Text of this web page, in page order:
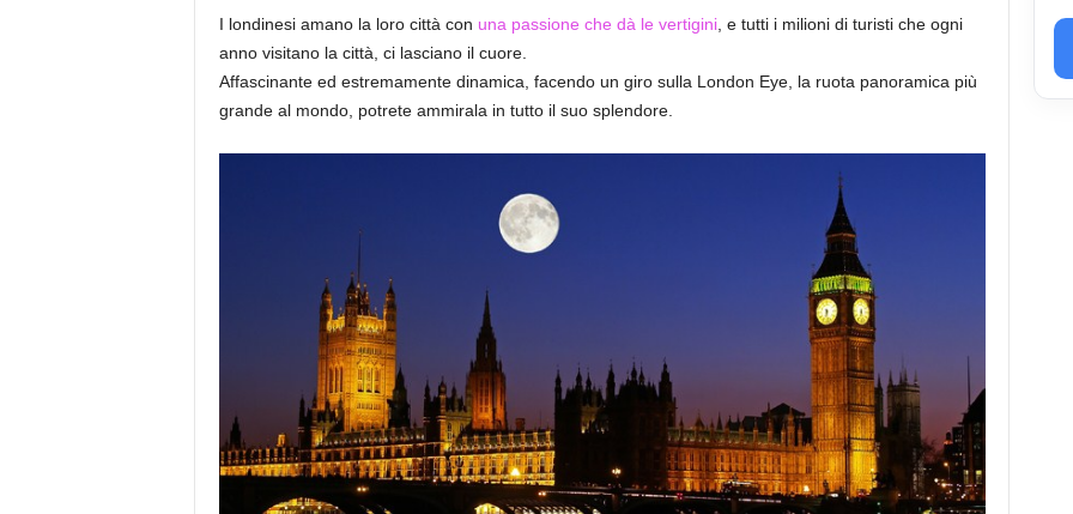
I londinesi amano la loro città con una passione che dà le vertigini, e tutti i milioni di turisti che ogni
anno visitano la città, ci lasciano il cuore.
Affascinante ed estremamente dinamica, facendo un giro sulla London Eye, la ruota panoramica più
grande al mondo, potrete ammirala in tutto il suo splendore.